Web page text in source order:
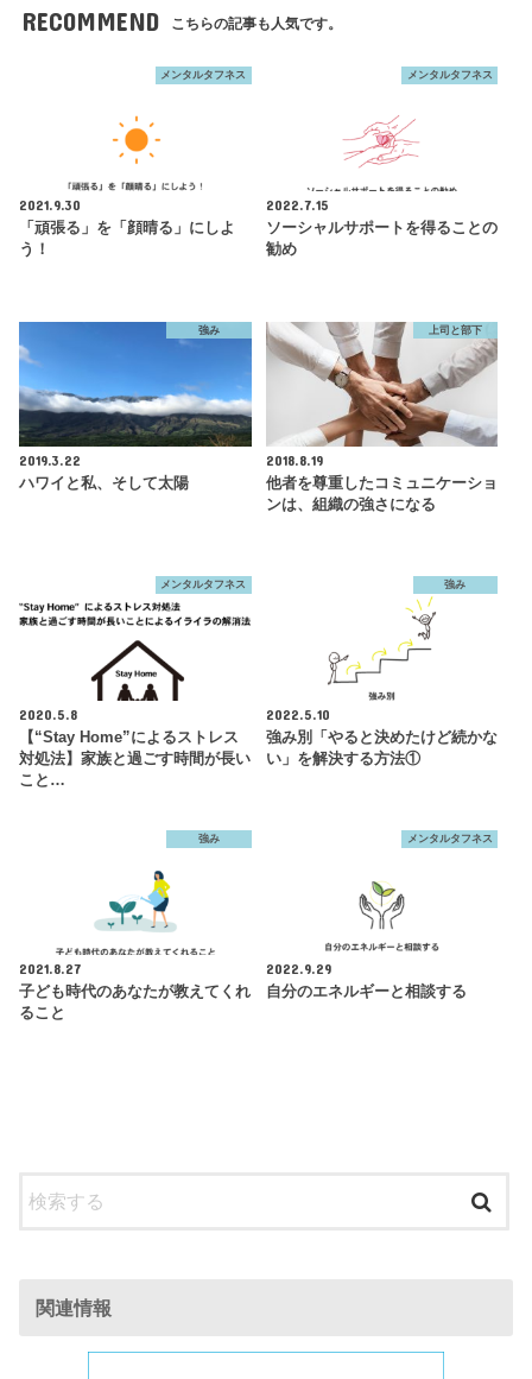
RECOMMEND こちらの記事も人気です。
メンタルタフネス
2021.9.30
「頑張る」を「顔晴る」にしよ
う！
メンタルタフネス
2022.7.15
ソーシャルサポートを得ることの
勧め
強み
2019.3.22
ハワイと私、そして太陽
上司と部下
2018.8.19
他者を尊重したコミュニケーショ
ンは、組織の強さになる
メンタルタフネス
2020.5.8
【“Stay Home”によるストレス
対処法】家族と過ごす時間が長い
こと…
強み
2022.5.10
強み別「やると決めたけど続かな
い」を解決する方法①
強み
2021.8.27
子ども時代のあなたが教えてくれ
ること
メンタルタフネス
2022.9.29
自分のエネルギーと相談する
関連情報